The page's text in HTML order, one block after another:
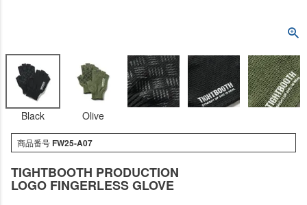
Black Olive
商品番号FW25-A07
TIGHTBOOTH PRODUCTION
LOGO FINGERLESS GLOVE